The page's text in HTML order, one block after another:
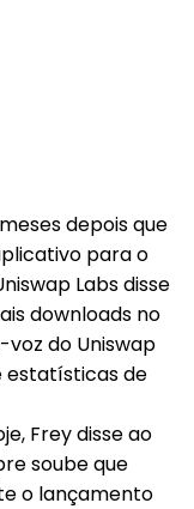
depois que
para o
Labs disse
downloads no
do Uniswap
estatísticas de
Frey disse ao
soube que
o lançamento